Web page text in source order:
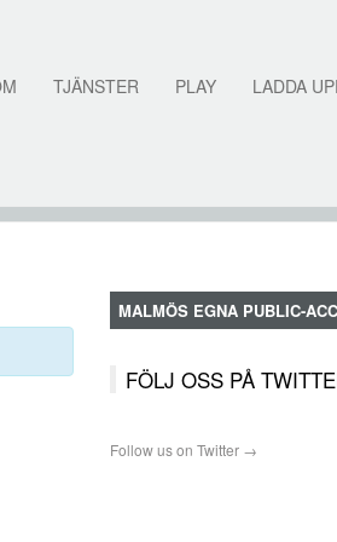
TJÄNSTER PLAY LADDA
MALMÖS EGNA PUBLIC-
FÖLJ OSS PÅ
Follow us on Twitter →